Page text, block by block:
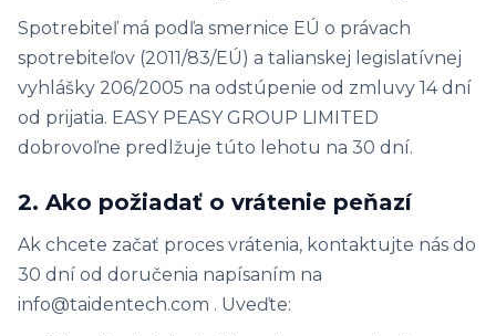
Spotrebiteľ má podľa smernice EÚ o právach
spotrebiteľov (2011/83/EÚ) a talianskej legislatívnej
vyhlášky 206/2005 na odstúpenie od zmluvy 14 dní
od prijatia. EASY PEASY GROUP LIMITED
dobrovoľne predlžuje túto lehotu na 30 dní.
2. Ako požiadať o vrátenie peňazí
Ak chcete začať proces vrátenia, kontaktujte nás do
30 dní od doručenia napísaním na
info@taidentech.com . Uveďte: